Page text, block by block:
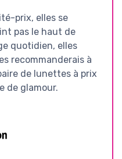
prix, elles se
pas le haut de
quotidien, elles
recommanderais à
de lunettes à prix
de glamour.